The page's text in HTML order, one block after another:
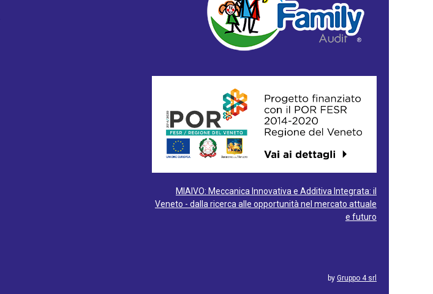
MIAIVO: Meccanica Innovativa e Additiva Integrata: il
Veneto - dalla ricerca alle opportunità nel mercato attuale
e futuro
by Gruppo 4 srl